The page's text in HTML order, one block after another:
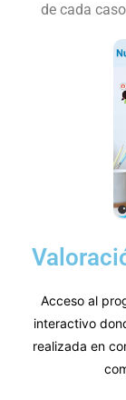
de cada
Acceso al
interactivo
realizada en